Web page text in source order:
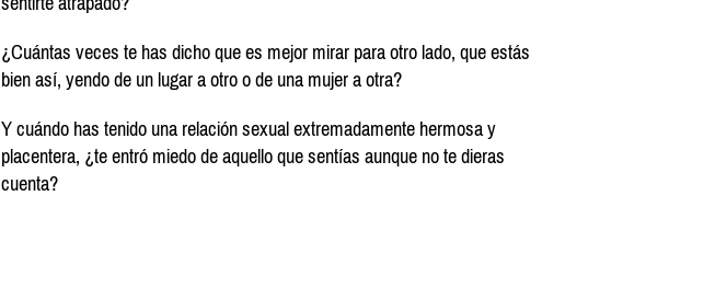
¿Cuántas veces te has dicho que es mejor mirar para otro lado, que estás
bien así, yendo de un lugar a otro o de una mujer a otra?
Y cuándo has tenido una relación sexual extremadamente hermosa y
placentera, ¿te entró miedo de aquello que sentías aunque no te dieras
cuenta?